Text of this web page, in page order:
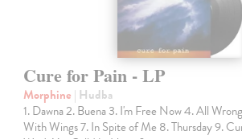
Cure for Pain - LP
Morphine | Hudba
1. Dawna 2. Buena 3. I'm Free Now 4. All
With Wings 7. In Spite of Me 8. Thursday 9.